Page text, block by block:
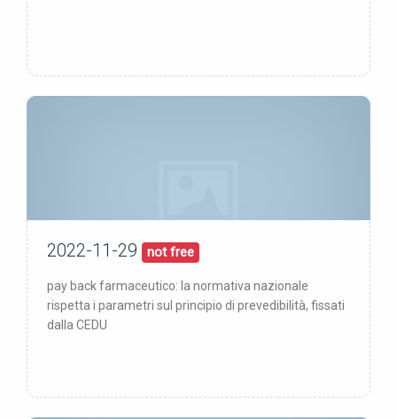
pubblicata:29/11/22
2022-11-29 not free
pay back farmaceutico: la normativa nazionale
rispetta i parametri sul principio di prevedibilità, fissati
dalla CEDU